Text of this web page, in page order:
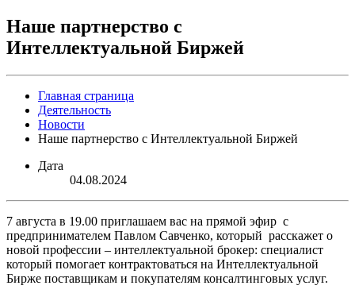
Наше партнерство с
Интеллектуальной Биржей
Главная страница
Деятельность
Новости
Наше партнерство с Интеллектуальной Биржей
Дата
04.08.2024
7 августа в 19.00 приглашаем вас на прямой эфир с
предпринимателем Павлом Савченко, который расскажет о
новой профессии – интеллектуальной брокер: специалист
который помогает контрактоваться на Интеллектуальной
Бирже поставщикам и покупателям консалтинговых услуг.